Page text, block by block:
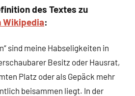
des Textes zu
Wikipedia:
sind meine Habseligkeiten in
Besitz oder Hausrat,
Platz oder als Gepäck mehr
beisammen liegt. In der